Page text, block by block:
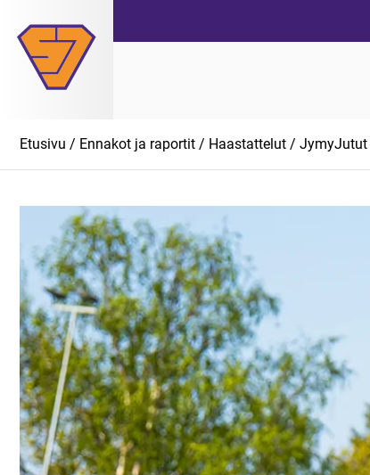
suoraan
sisältöön
Etusivu / Ennakot ja raportit / Haastattelut / JymyJutut